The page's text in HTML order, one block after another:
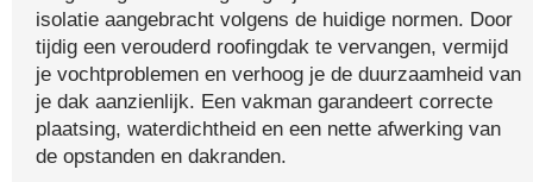
isolatie aangebracht volgens de huidige normen. Door
tijdig een verouderd roofingdak te vervangen, vermijd
je vochtproblemen en verhoog je de duurzaamheid van
je dak aanzienlijk. Een vakman garandeert correcte
plaatsing, waterdichtheid en een nette afwerking van
de opstanden en dakranden.